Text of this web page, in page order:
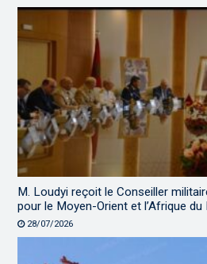
M. Loudyi reçoit le Conseiller
pour le Moyen-Orient et l’Afrique du
28/07/2026